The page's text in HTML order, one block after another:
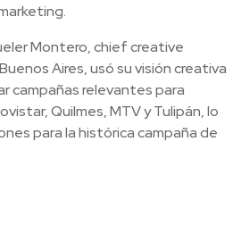
Montero, chief creative
Aires, usó su visión creativa
campañas relevantes para
Quilmes, MTV y Tulipán, lo
para la histórica campaña de